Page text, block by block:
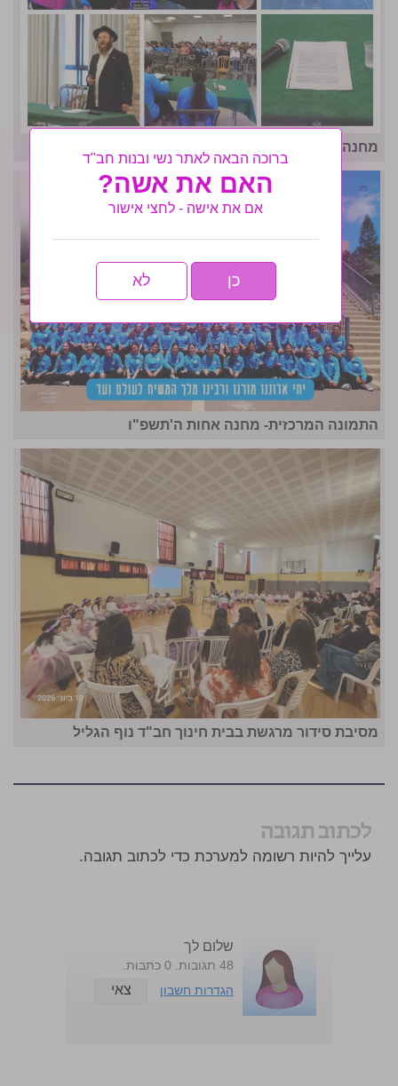
מחנה אחות תשפו- לו״ז גאולתי
התמונה המרכזית- מחנה אחות ה'תשפ"ו
מסיבת סידור מרגשת בבית חינוך חב"ד נוף הגליל
לכתוב תגובה
עלייך להיות רשומה למערכת כדי לכתוב תגובה.
שלום לך
48 תגובות. 0 כתבות.
הגדרות חשבון
צאי
ברוכה הבאה לאתר נשי ובנות חב"ד
האם את אשה?
אם את אישה - לחצי אישור
כן לא